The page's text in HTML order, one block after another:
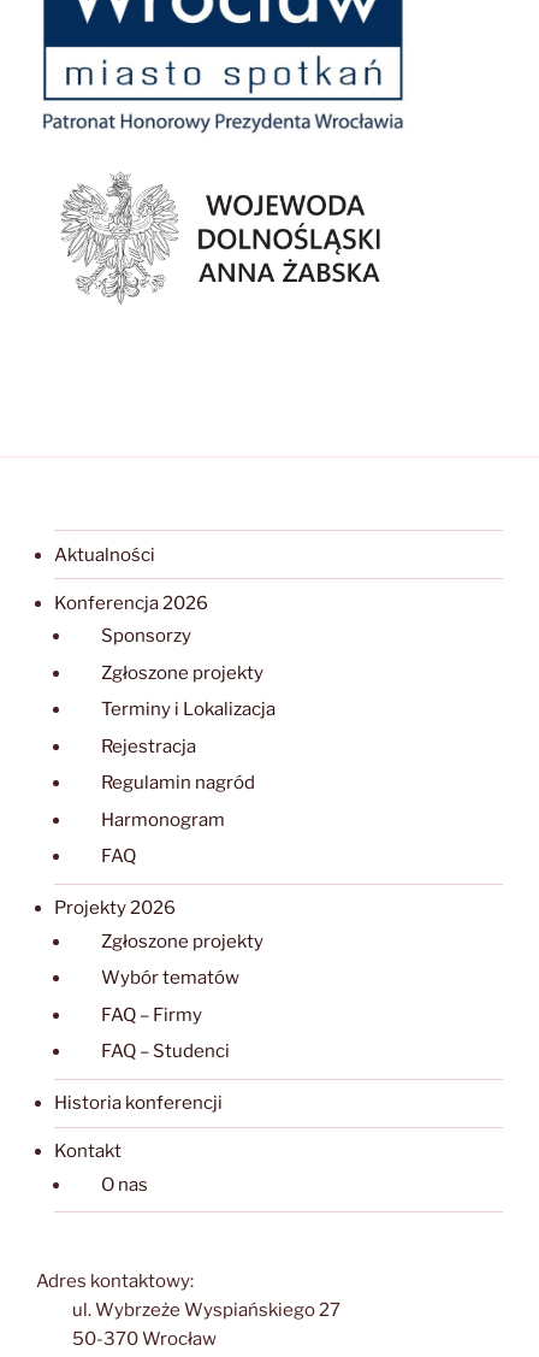
Aktualności
Konferencja 2026
Sponsorzy
Zgłoszone projekty
Terminy i Lokalizacja
Rejestracja
Regulamin nagród
Harmonogram
FAQ
Projekty 2026
Zgłoszone projekty
Wybór tematów
FAQ – Firmy
FAQ – Studenci
Historia konferencji
Kontakt
O nas
Adres kontaktowy:
ul. Wybrzeże Wyspiańskiego 27
50-370 Wrocław